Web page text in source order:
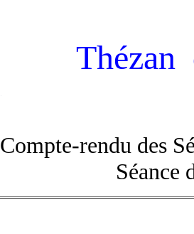
Thézan
Compte-rendu des
Séance